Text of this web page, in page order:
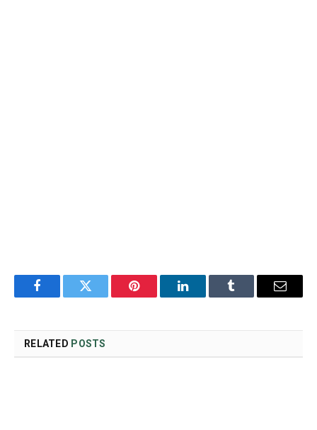
FacebookTwitter Pinterest LinkedInTumblr Email
RELATED POSTS